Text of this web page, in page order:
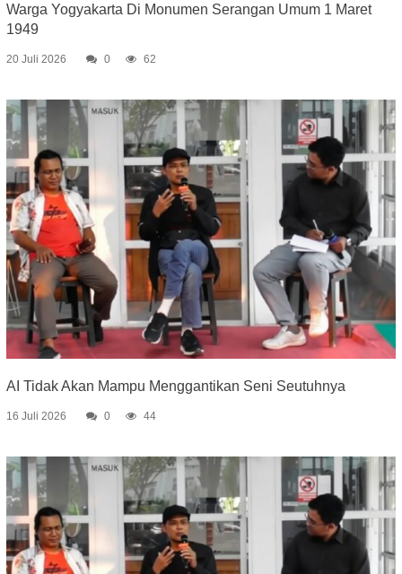
Warga Yogyakarta Di Monumen Serangan Umum 1 Maret
1949
20 Juli 2026 0 62
AI Tidak Akan Mampu Menggantikan Seni Seutuhnya
16 Juli 2026 0 44